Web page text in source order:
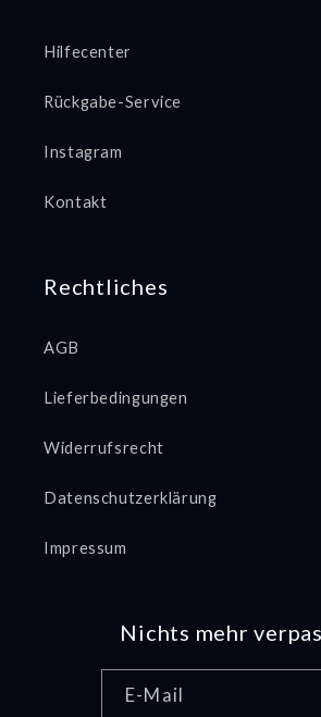
Hilfecenter
Rückgabe-Service
Instagram
Kontakt
Rechtliches
AGB
Lieferbedingungen
Widerrufsrecht
Datenschutzerklärung
Impressum
Nichts mehr
E-Mail